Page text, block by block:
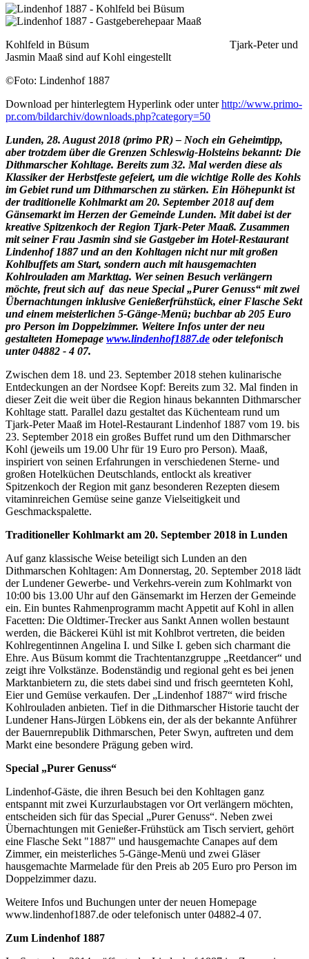
Kohlfeld in Büsum Tjark-Peter und
Jasmin Maaß sind auf Kohl eingestellt
©Foto: Lindenhof 1887
Download per hinterlegtem Hyperlink oder unterhttp://www.primo-
pr.com/bildarchiv/downloads.php?category=50
Lunden, 28. August 2018 (primo PR) – Noch ein Geheimtipp,
aber trotzdem über die Grenzen Schleswig-Holsteins bekannt: Die
Dithmarscher Kohltage. Bereits zum 32. Mal werden diese als
Klassiker der Herbstfeste gefeiert, um die wichtige Rolle des Kohls
im Gebiet rund um Dithmarschen zu stärken. Ein Höhepunkt ist
der traditionelle Kohlmarkt am 20. September 2018 auf dem
Gänsemarkt im Herzen der Gemeinde Lunden. Mit dabei ist der
kreative Spitzenkoch der Region Tjark-Peter Maaß. Zusammen
mit seiner Frau Jasmin sind sie Gastgeber im Hotel-Restaurant
Lindenhof 1887 und an den Kohltagen nicht nur mit großen
Kohlbuffets am Start, sondern auch mit hausgemachten
Kohlrouladen am Markttag. Wer seinen Besuch verlängern
möchte, freut sich auf das neue Special „Purer Genuss“ mit zwei
Übernachtungen inklusive Genießerfrühstück, einer Flasche Sekt
und einem meisterlichen 5-Gänge-Menü; buchbar ab 205 Euro
pro Person im Doppelzimmer. Weitere Infos unter der neu
gestalteten Homepage www.lindenhof1887.de oder telefonisch
unter 04882 - 4 07.
Zwischen dem 18. und 23. September 2018 stehen kulinarische
Entdeckungen an der Nordsee Kopf: Bereits zum 32. Mal finden in
dieser Zeit die weit über die Region hinaus bekannten Dithmarscher
Kohltage statt. Parallel dazu gestaltet das Küchenteam rund um
Tjark-Peter Maaß im Hotel-Restaurant Lindenhof 1887 vom 19. bis
23. September 2018 ein großes Buffet rund um den Dithmarscher
Kohl (jeweils um 19.00 Uhr für 19 Euro pro Person). Maaß,
inspiriert von seinen Erfahrungen in verschiedenen Sterne- und
großen Hotelküchen Deutschlands, entlockt als kreativer
Spitzenkoch der Region mit ganz besonderen Rezepten diesem
vitaminreichen Gemüse seine ganze Vielseitigkeit und
Geschmackspalette.
Traditioneller Kohlmarkt am 20. September 2018 in Lunden
Auf ganz klassische Weise beteiligt sich Lunden an den
Dithmarschen Kohltagen: Am Donnerstag, 20. September 2018 lädt
der Lundener Gewerbe- und Verkehrs-verein zum Kohlmarkt von
10:00 bis 13.00 Uhr auf den Gänsemarkt im Herzen der Gemeinde
ein. Ein buntes Rahmenprogramm macht Appetit auf Kohl in allen
Facetten: Die Oldtimer-Trecker aus Sankt Annen wollen bestaunt
werden, die Bäckerei Kühl ist mit Kohlbrot vertreten, die beiden
Kohlregentinnen Angelina I. und Silke I. geben sich charmant die
Ehre. Aus Büsum kommt die Trachtentanzgruppe „Reetdancer“ und
zeigt ihre Volkstänze. Bodenständig und regional geht es bei jenen
Marktanbietern zu, die stets dabei sind und frisch geernteten Kohl,
Eier und Gemüse verkaufen. Der „Lindenhof 1887“ wird frische
Kohlrouladen anbieten. Tief in die Dithmarscher Historie taucht der
Lundener Hans-Jürgen Löbkens ein, der als der bekannte Anführer
der Bauernrepublik Dithmarschen, Peter Swyn, auftreten und dem
Markt eine besondere Prägung geben wird.
Special „Purer Genuss“
Lindenhof-Gäste, die ihren Besuch bei den Kohltagen ganz
entspannt mit zwei Kurzurlaubstagen vor Ort verlängern möchten,
entscheiden sich für das Special „Purer Genuss“. Neben zwei
Übernachtungen mit Genießer-Frühstück am Tisch serviert, gehört
eine Flasche Sekt "1887" und hausgemachte Canapes auf dem
Zimmer, ein meisterliches 5-Gänge-Menü und zwei Gläser
hausgemachte Marmelade für den Preis ab 205 Euro pro Person im
Doppelzimmer dazu.
Weitere Infos und Buchungen unter der neuen Homepage
www.lindenhof1887.de oder telefonisch unter 04882-4 07.
Zum Lindenhof 1887